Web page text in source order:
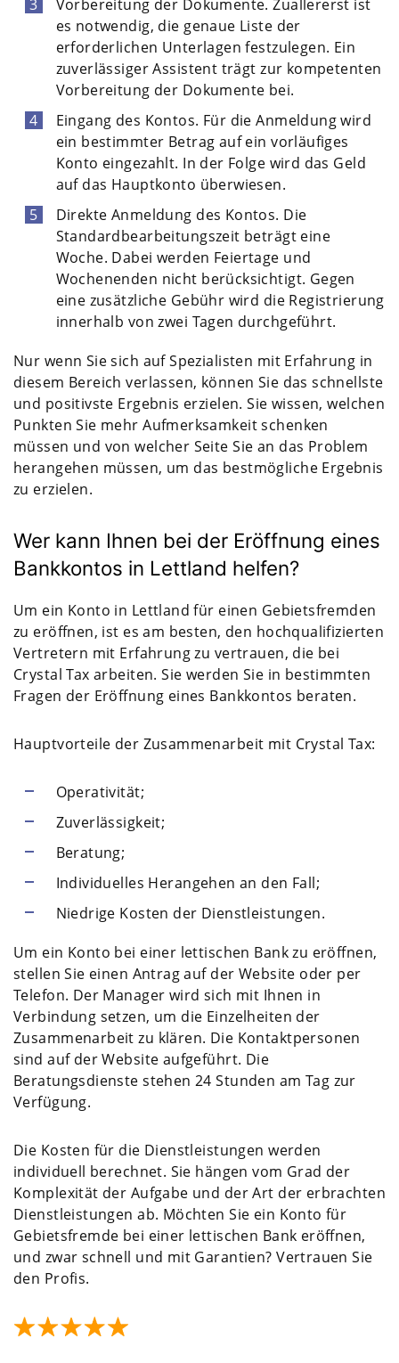
Vorbereitung der Dokumente. Zuallererst ist
es notwendig, die genaue Liste der
erforderlichen Unterlagen festzulegen. Ein
zuverlässiger Assistent trägt zur kompetenten
Vorbereitung der Dokumente bei.
Eingang des Kontos. Für die Anmeldung wird
ein bestimmter Betrag auf ein vorläufiges
Konto eingezahlt. In der Folge wird das Geld
auf das Hauptkonto überwiesen.
Direkte Anmeldung des Kontos. Die
Standardbearbeitungszeit beträgt eine
Woche. Dabei werden Feiertage und
Wochenenden nicht berücksichtigt. Gegen
eine zusätzliche Gebühr wird die Registrierung
innerhalb von zwei Tagen durchgeführt.
Nur wenn Sie sich auf Spezialisten mit Erfahrung in
diesem Bereich verlassen, können Sie das schnellste
und positivste Ergebnis erzielen. Sie wissen, welchen
Punkten Sie mehr Aufmerksamkeit schenken
müssen und von welcher Seite Sie an das Problem
herangehen müssen, um das bestmögliche Ergebnis
zu erzielen.
Wer kann Ihnen bei der Eröffnung eines
Bankkontos in Lettland helfen?
Um ein Konto in Lettland für einen Gebietsfremden
zu eröffnen, ist es am besten, den hochqualifizierten
Vertretern mit Erfahrung zu vertrauen, die bei
Crystal Tax arbeiten. Sie werden Sie in bestimmten
Fragen der Eröffnung eines Bankkontos beraten.
Hauptvorteile der Zusammenarbeit mit Crystal Tax:
Operativität;
Zuverlässigkeit;
Beratung;
Individuelles Herangehen an den Fall;
Niedrige Kosten der Dienstleistungen.
Um ein Konto bei einer lettischen Bank zu eröffnen,
stellen Sie einen Antrag auf der Website oder per
Telefon. Der Manager wird sich mit Ihnen in
Verbindung setzen, um die Einzelheiten der
Zusammenarbeit zu klären. Die Kontaktpersonen
sind auf der Website aufgeführt. Die
Beratungsdienste stehen 24 Stunden am Tag zur
Verfügung.
Die Kosten für die Dienstleistungen werden
individuell berechnet. Sie hängen vom Grad der
Komplexität der Aufgabe und der Art der erbrachten
Dienstleistungen ab. Möchten Sie ein Konto für
Gebietsfremde bei einer lettischen Bank eröffnen,
und zwar schnell und mit Garantien? Vertrauen Sie
den Profis.